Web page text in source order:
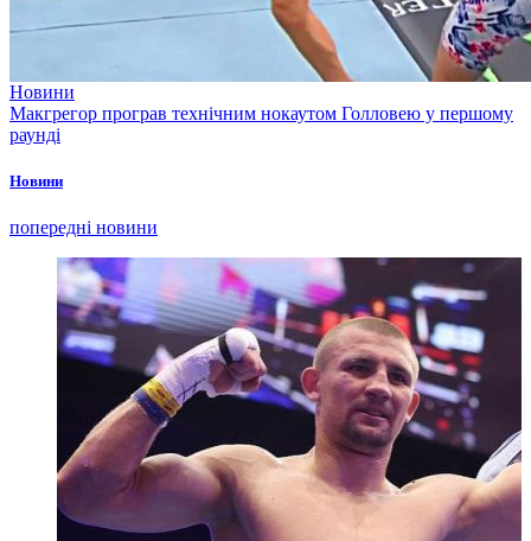
Новини
Макгрегор програв технічним нокаутом Голловею у першому
раунді
Новини
попередні новини